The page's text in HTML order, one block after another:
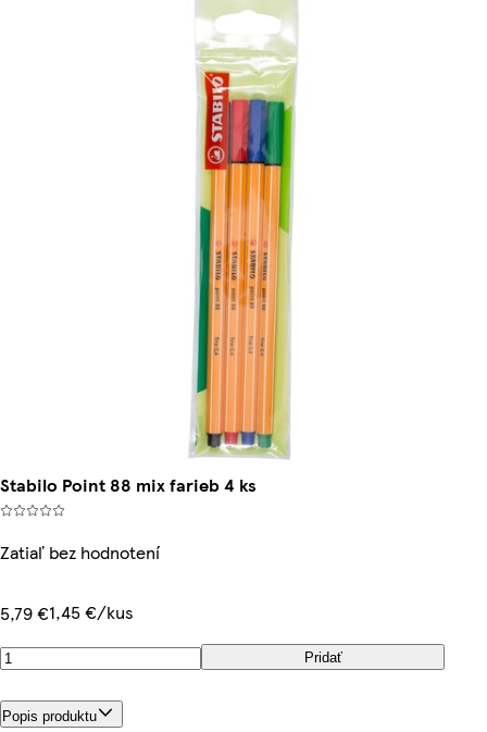
Stabilo Point 88 mix farieb 4 ks
Zatiaľ bez hodnotení
5,79 €1,45 €/kus
Pridať
Popis produktu